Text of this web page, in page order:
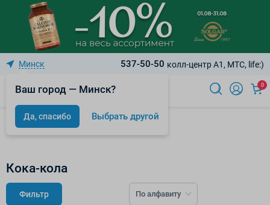
Минск
Ваш город — Минск?
Да, спасибо Выбрать другой
537-50-50 колл-центр A1, МТС, life:)
0
Бренды
Кока-кола
Фильтр По алфавиту